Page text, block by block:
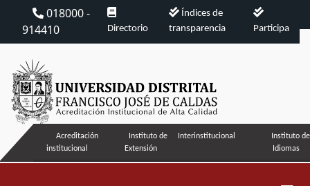
018000 -
914410
Directorio
Índices de
transparencia
Participa
Acreditación
institucional
Instituto de
Extensión
Interinstitucional
Instituto de
Idiomas